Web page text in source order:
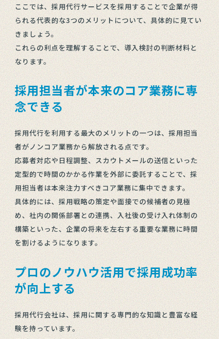
ここでは、採用代行サービスを採用することで企業が得
られる代表的な3つのメリットについて、具体的に見てい
きましょう。
これらの利点を理解することで、導入検討の判断材料と
なります。
採用担当者が本来のコア業務に専
念できる
採用代行を利用する最大のメリットの一つは、採用担当
者がノンコア業務から解放される点です。
応募者対応や日程調整、スカウトメールの送信といった
定型的で時間のかかる作業を外部に委託することで、採
用担当者は本来注力すべきコア業務に集中できます。
具体的には、採用戦略の策定や面接での候補者の見極
め、社内の関係部署との連携、入社後の受け入れ体制の
構築といった、企業の将来を左右する重要な業務に時間
を割けるようになります。
プロのノウハウ活用で採用成功率
が向上する
採用代行会社は、採用に関する専門的な知識と豊富な経
験を持っています。